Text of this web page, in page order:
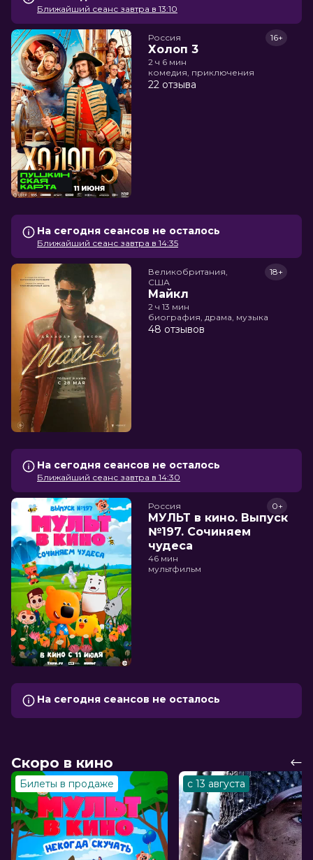
Ближайший сеанс завтра в 13:10
Россия
Холоп 3
16+
2 ч 6 мин
комедия, приключения
22 отзыва
На сегодня сеансов не осталось
Ближайший сеанс завтра в 14:35
Великобритания,
США
Майкл
18+
2 ч 13 мин
биография, драма, музыка
48 отзывов
На сегодня сеансов не осталось
Ближайший сеанс завтра в 14:30
Россия
МУЛЬТ в кино. Выпуск
№197. Сочиняем
чудеса
0+
46 мин
мультфильм
На сегодня сеансов не осталось
Скоро в кино
Билеты в продаже с 13 августа